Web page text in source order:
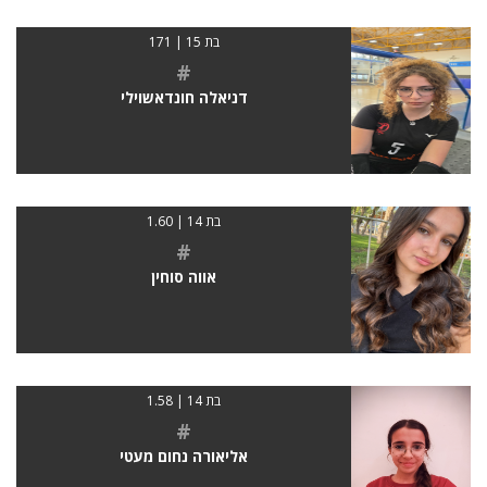
בת 15 | 171
#
דניאלה חונדאשוילי
בת 14 | 1.60
#
אווה סוחין
בת 14 | 1.58
#
אליאורה נחום מעטי